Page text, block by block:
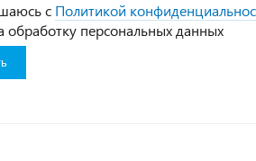
с Политикой
обработку персональных данных